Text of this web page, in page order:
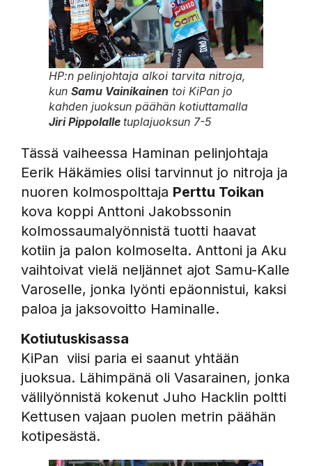
HP:n pelinjohtaja alkoi tarvita nitroja,
kun Samu Vainikainen toi KiPan jo
kahden juoksun päähän kotiuttamalla
Jiri Pippolalle tuplajuoksun 7-5
Tässä vaiheessa Haminan pelinjohtaja
Eerik Häkämies olisi tarvinnut jo nitroja ja
nuoren kolmospolttaja Perttu Toikan
kova koppi Anttoni Jakobssonin
kolmossaumalyönnistä tuotti haavat
kotiin ja palon kolmoselta. Anttoni ja Aku
vaihtoivat vielä neljännet ajot Samu-Kalle
Varoselle, jonka lyönti epäonnistui, kaksi
paloa ja jaksovoitto Haminalle.
Kotiutuskisassa
KiPan viisi paria ei saanut yhtään
juoksua. Lähimpänä oli Vasarainen, jonka
välilyönnistä kokenut Juho Hacklin poltti
Kettusen vajaan puolen metrin päähän
kotipesästä.